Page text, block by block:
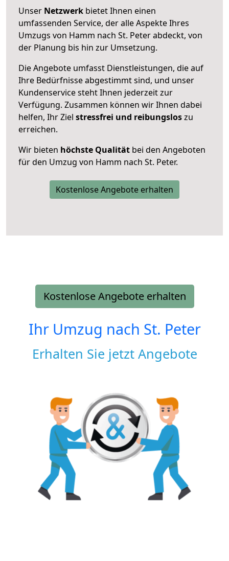
Unser Netzwerk bietet Ihnen einen
umfassenden Service, der alle Aspekte Ihres
Umzugs von Hamm nach St. Peter abdeckt, von
der Planung bis hin zur Umsetzung.
Die Angebote umfasst Dienstleistungen, die auf
Ihre Bedürfnisse abgestimmt sind, und unser
Kundenservice steht Ihnen jederzeit zur
Verfügung. Zusammen können wir Ihnen dabei
helfen, Ihr Ziel stressfrei und reibungsloszu
erreichen.
Wir bieten höchste Qualität bei den Angeboten
für den Umzug von Hamm nach St. Peter.
Kostenlose Angebote erhalten
Kostenlose Angebote erhalten
Ihr Umzug nach St. Peter
Erhalten Sie jetzt Angebote